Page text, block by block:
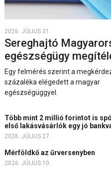
2026. JÚLIUS 31.
Sereghajtó
egészségügy
Egy felmérés szerint a
százaléka elégedett a magyar
egészségüggyel.
Több mint 2 millió forintot is
első lakásvásárlók egy jó
2026. JÚLIUS 27.
Mérföldkő az űrversenyben
2026. JÚLIUS 10.